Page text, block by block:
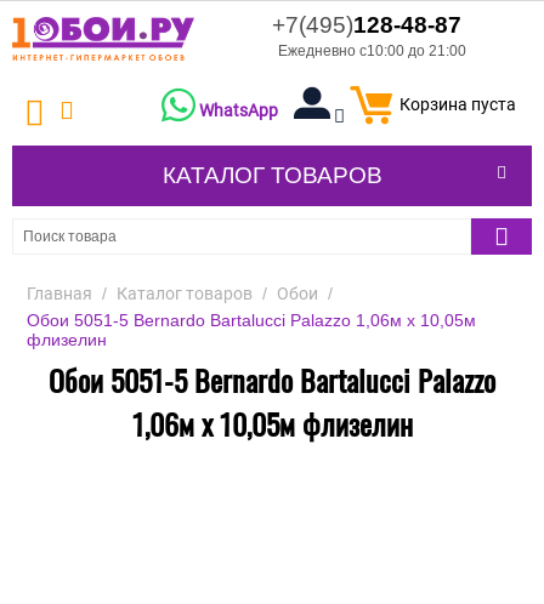
+7(495)128-48-87
Ежедневно с10:00 до 21:00
Корзина пуста
WhatsApp
КАТАЛОГ ТОВАРОВ
Главная / Каталог товаров / Обои /
Обои 5051-5 Bernardo Bartalucci Palazzo 1,06м х 10,05м
флизелин
Обои 5051-5 Bernardo Bartalucci Palazzo
1,06м х 10,05м флизелин